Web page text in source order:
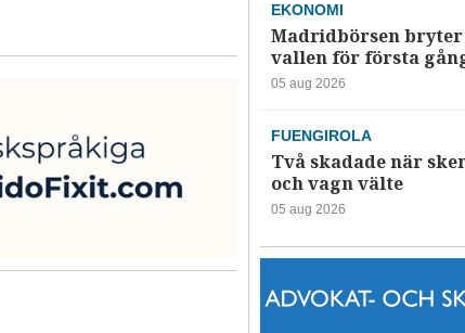
EKONOMI
Madridbörsen bryter
vallen för första
05 aug 2026
FUENGIROLA
Två skadade när
och vagn välte
05 aug 2026